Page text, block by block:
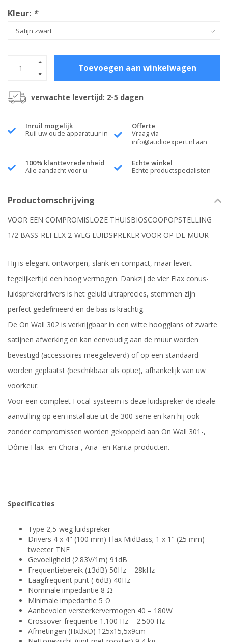
Kleur: *
Toevoegen aan winkelwagen
verwachte levertijd: 2-5 dagen
Inruil mogelijk
Ruil uw oude apparatuur in
Offerte
Vraag via
info@audioexpert.nl aan
100% klanttevredenheid
Alle aandacht voor u
Echte winkel
Echte productspecialisten
Productomschrijving
VOOR EEN COMPROMISLOZE THUISBIOSCOOPOPSTELLING
1/2 BASS-REFLEX 2-WEG LUIDSPREKER VOOR OP DE MUUR
Hij is elegant ontworpen, slank en compact, maar levert
tegelijkertijd een hoog vermogen. Dankzij de vier Flax conus-
luidsprekerdrivers is het geluid ultraprecies, stemmen zijn
perfect gedefinieerd en de bas is krachtig.
De On Wall 302 is verkrijgbaar in een witte hoogglans of zwarte
satijnen afwerking en kan eenvoudig aan de muur worden
bevestigd (accessoires meegeleverd) of op een standaard
worden geplaatst (beschikbaar als optie), afhankelijk van uw
voorkeur.
Voor een compleet Focal-systeem is deze luidspreker de ideale
aanvulling op een installatie uit de 300-serie en kan hij ook
zonder compromissen worden gekoppeld aan On Wall 301-,
Dôme Flax- en Chora-, Aria- en Kanta-producten.
Specificaties
Type 2,5-weg luidspreker
Drivers 4 x 4" (100 mm) Flax MidBass; 1 x 1" (25 mm)
tweeter TNF
Gevoeligheid (2.83V/1m) 91dB
Frequentiebereik (±3dB) 50Hz – 28kHz
Laagfrequent punt (-6dB) 40Hz
Nominale impedantie 8 Ω
Minimale impedantie 5 Ω
Aanbevolen versterkervermogen 40 – 180W
Crossover-frequentie 1.100 Hz – 2.500 Hz
Afmetingen (HxBxD) 125x15,5x9cm